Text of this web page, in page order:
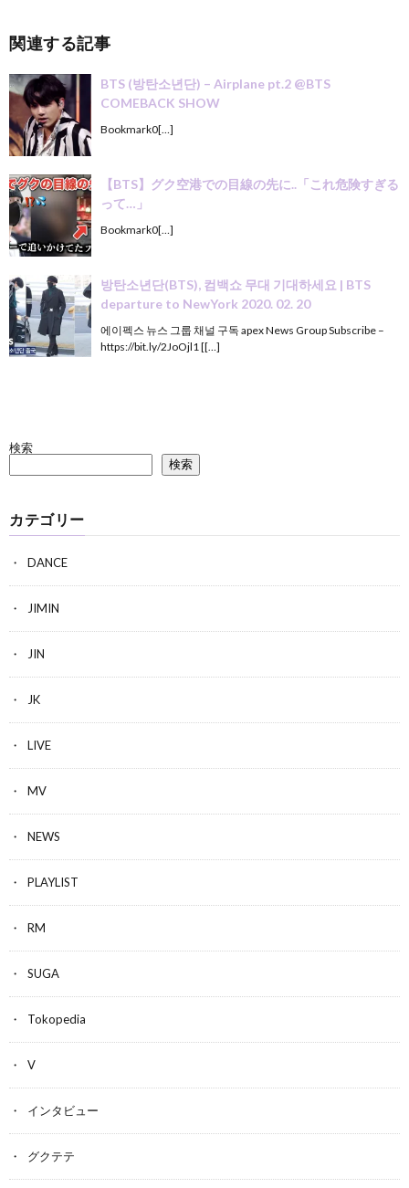
関連する記事
BTS (방탄소년단) – Airplane pt.2 @BTS
COMEBACK SHOW
Bookmark0[…]
【BTS】グク空港での目線の先に..「これ危険すぎる
って…」
Bookmark0[…]
방탄소년단(BTS), 컴백쇼 무대 기대하세요 | BTS
departure to NewYork 2020. 02. 20
에이펙스 뉴스 그룹 채널 구독 apex News Group Subscribe –
https://bit.ly/2JoOjl1 [[…]
検索
検索
カテゴリー
DANCE
JIMIN
JIN
JK
LIVE
MV
NEWS
PLAYLIST
RM
SUGA
Tokopedia
V
インタビュー
グクテテ